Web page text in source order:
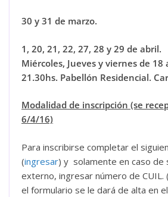
30 y 31 de marzo.
1, 20, 21, 22, 27, 28 y 29 de abril.
Miércoles, Jueves y viernes de 18
21.30hs. Pabellón Residencial.
Modalidad de inscripción (se
6/4/16)
Para inscribirse completar el
(ingresar) y solamente en caso de
externo, ingresar número de CUIL.
el formulario se le dará de alta en